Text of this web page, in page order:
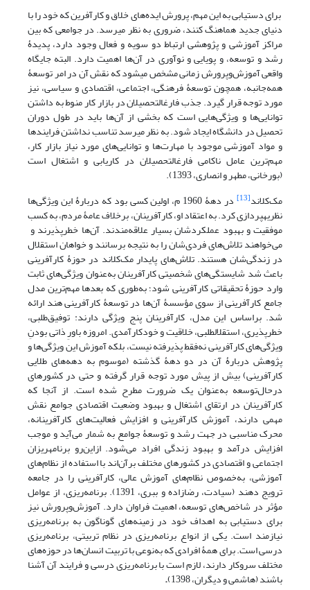
برای دستیابی به این مهم، پرورش ایده‌های خلاق و کارآفرین که خود را با
دنیای جدید هماهنگ کنند، ضروری به نظر می­رسد. در جوامعی که بین
مراکز آموزشی و پژوهشی ارتباط دو سویه و فعال وجود دارد، پدیدۀ
رشد و توسعه، و پویایی و نوآوری در آن‌ها اهمیت دارد. البته جایگاه
واقعی آموزش‌وپرورش زمانی مشخص می­شود که نقش آن در امر توسعۀ
همه‌جانبه، همچون توسعۀ فرهنگی، اجتماعی، اقتصادی و سیاسی، نیز
مورد توجه قرار گیرد. جذب فارغ­التحصیلان در بازار کار منوط به داشتن
توانایی‌ها و ویژگی‌هایی است که بخشی از آن‌ها باید در طول دوران
تحصیل در دانشگاه ایجاد شود. به نظر می­رسد تناسب نداشتن فرایندها
و مواد آموزشی موجود با مهارت‌ها و توانایی‌های مورد نیاز بازار کار،
مهم‌ترین عامل ناکامی فارغ­التحصیلان در کاریابی و اشتغال است
(بورخانی، مطهر و انصاری، 1393).
مک‌کلاند[13] در دهۀ 1960 م، اولین کسی بود که دربارۀ این ویژگی‌ها
نظریه­پردازی کرد. به اعتقاد او، کارآفرینان، برخلاف عامۀ مردم، به کسب
موفقیت و بهبود عملکردشان بسیار علاقه‌مندند. آن‌ها خطرپذیرند و
می‌خواهند تلاش‌های فردی‌شان را به نتیجه برسانند و خواهان استقلال
در زندگی‌شان هستند. تلاش‌های پایدار مک‌کلاند در حوزۀ کارآفرینی
باعث شد شایستگی‌های شخصیتی کارآفرینان به‌عنوان ویژگی‌های ثابت
وارد حوزۀ تحقیقاتی کارآفرینی شود؛ به‌طوری که بعدها مهم‌ترین مدل
جامع کارآفرینی از سوی مؤسسۀ آن‌ها در توسعۀ کارآفرینی هند ارائه
شد. براساس این مدل، کارآفرینان پنج ویژگی دارند: توفیق‌طلبی،
خطرپذیری، استقلال­طلبی، خلاقیت و خودکارآمدی. امروزه باورِ ذاتی‌ بودنِ
ویژگی‌های کارآفرینی نه‌فقط پذیرفته نیست، بلکه آموزش این ویژگی‌ها و
پژوهش دربارۀ آن در دو دهۀ گذشته (موسوم به دهه‌های طلایی
کارآفرینی) بیش از پیش مورد توجه قرار گرفته و حتی در کشورهای
درحال‌توسعه به‌عنوان یک ضرورت مطرح شده است. از آنجا که
کارآفرینان در ارتقای اشتغال و بهبود وضعیت اقتصادی جوامع نقش
مهمی دارند، آموزش کارآفرینی و افزایش فعالیت‌های کارآفرینانه،
محرک مناسبی در جهت رشد و توسعۀ جوامع به شمار می‌آید و موجب
افزایش درآمد و بهبود زندگی افراد می‌شود. ازاین‌رو برنامه­ریزان
اجتماعی و اقتصادی در کشورهای مختلف برآن‌اند با استفاده از نظام‌های
آموزشی، به‌خصوص نظام‌های آموزش عالی، کارآفرینی را در جامعه
ترویج دهند (سیادت، رضازاده و ببری، 1391). برنامه‌ریزی، از عوامل
مؤثر در شاخص‌های توسعه، اهمیت فراوان دارد. آموزش‌وپرورش نیز
برای دستیابی به اهداف خود در زمینه‌های گوناگون به برنامه‌ریزی
نیازمند است. یکی از انواع برنامه‌ریزی در نظام تربیتی، برنامه‌ریزی
درسی است. برای همۀ افرادی که به‌نوعی با تربیت انسان‌ها در حوزه‌های
مختلف سروکار دارند، لازم است با برنامه‌ریزی درسی و فرایند آن آشنا
باشند (هاشمی و دیگران، 1398)
.